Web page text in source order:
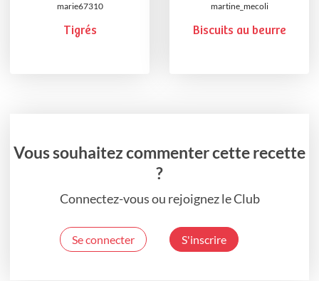
marie67310
Tigrés
martine_mecoli
Biscuits au beurre
Vous souhaitez commenter cette recette
?
Connectez-vous ou rejoignez le Club
Se connecter S'inscrire